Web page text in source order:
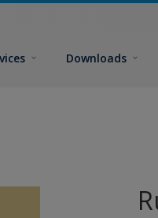
Downloads